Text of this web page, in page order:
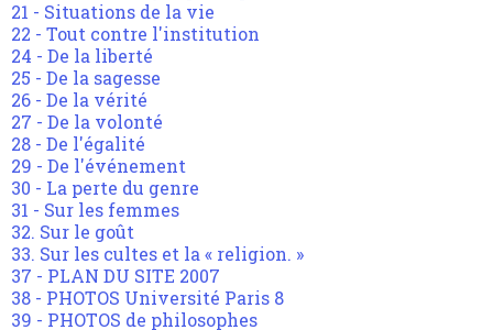
21 - Situations de la vie
22 - Tout contre l'institution
24 - De la liberté
25 - De la sagesse
26 - De la vérité
27 - De la volonté
28 - De l'égalité
29 - De l'événement
30 - La perte du genre
31 - Sur les femmes
32. Sur le goût
33. Sur les cultes et la « religion. »
37 - PLAN DU SITE 2007
38 - PHOTOS Université Paris 8
39 - PHOTOS de philosophes